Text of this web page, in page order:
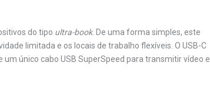
do tipo ultra-book. De uma forma simples, este
limitada e os locais de trabalho flexíveis. O USB-C
único cabo USB SuperSpeed para transmitir vídeo e